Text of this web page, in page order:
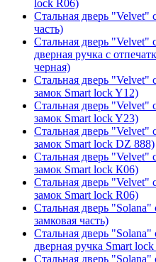
lock R06)
Стальная дверь "Velvet"
часть)
Стальная дверь "Velvet"
дверная ручка с
черная)
Стальная дверь "Velvet"
замок Smart lock Y12)
Стальная дверь "Velvet"
замок Smart lock Y23)
Стальная дверь "Velvet"
замок Smart lock DZ 888)
Стальная дверь "Velvet"
замок Smart lock К06)
Стальная дверь "Velvet"
замок Smart lock R06)
Стальная дверь "Solana"
замковая часть)
Стальная дверь "Solana"
дверная ручка Smart
Стальная дверь